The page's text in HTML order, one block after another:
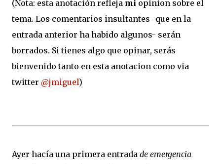
(Nota: esta anotación refleja mi opinion sobre el
tema. Los comentarios insultantes -que en la
entrada anterior ha habido algunos- serán
borrados. Si tienes algo que opinar, serás
bienvenido tanto en esta anotacion como via
twitter @jmiguel)
Ayer hacía una primera entrada de emergencia